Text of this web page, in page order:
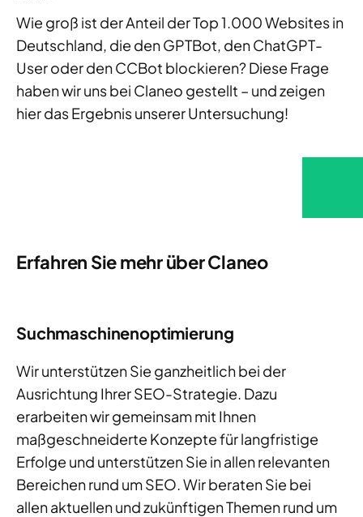
Wie groß ist der Anteil der Top 1.000 Websites in
Deutschland, die den GPTBot, den ChatGPT-
User oder den CCBot blockieren? Diese Frage
haben wir uns bei Claneo gestellt – und zeigen
hier das Ergebnis unserer Untersuchung!
Erfahren Sie mehr über Claneo
Suchmaschinenoptimierung
Wir unterstützen Sie ganzheitlich bei der
Ausrichtung Ihrer SEO-Strategie. Dazu
erarbeiten wir gemeinsam mit Ihnen
maßgeschneiderte Konzepte für langfristige
Erfolge und unterstützen Sie in allen relevanten
Bereichen rund um SEO. Wir beraten Sie bei
allen aktuellen und zukünftigen Themen rund um